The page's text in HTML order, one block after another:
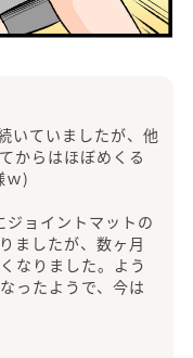
いていましたが、他
からはほぼめくる
ｗ)
ジョイントマットの
ましたが、数ヶ月
なりました。よう
ったようで、今は